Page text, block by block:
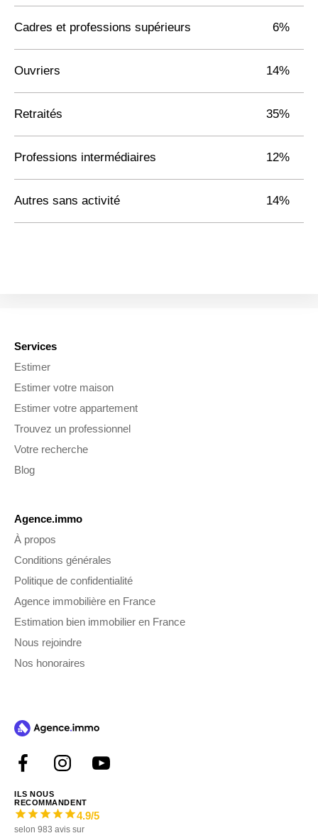
Cadres et professions supérieurs 6%
Ouvriers 14%
Retraités 35%
Professions intermédiaires 12%
Autres sans activité 14%
Services
Estimer
Estimer votre maison
Estimer votre appartement
Trouvez un professionnel
Votre recherche
Blog
Agence.immo
À propos
Conditions générales
Politique de confidentialité
Agence immobilière en France
Estimation bien immobilier en France
Nous rejoindre
Nos honoraires
ILS NOUS
RECOMMANDENT
4.9/5
selon 983 avis sur